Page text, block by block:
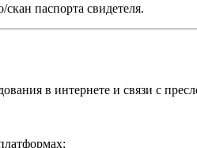
паспорта свидетеля.
в интернете и связи с